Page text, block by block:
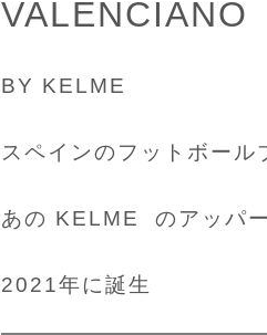
VALENCIANO
BY KELME
スペインのフットボール
あの KELME のアッパ
2021年に誕生